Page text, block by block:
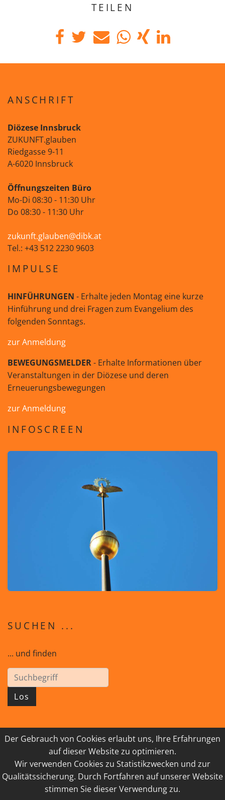
Der Gebrauch von Cookies erlaubt uns, Ihre Erfahrungen
auf dieser Website zu optimieren.
Wir verwenden Cookies zu Statistikzwecken und zur
Qualitätssicherung. Durch Fortfahren auf unserer Website
stimmen Sie dieser Verwendung zu.
TEILEN
ANSCHRIFT
Diözese Innsbruck
ZUKUNFT.glauben
Riedgasse 9-11
A-6020 Innsbruck
Öffnungszeiten Büro
Mo-Di 08:30 - 11:30 Uhr
Do 08:30 - 11:30 Uhr
zukunft.glauben@dibk.at
Tel.: +43 512 2230 9603
IMPULSE
HINFÜHRUNGEN - Erhalte jeden Montag eine kurze
Hinführung und drei Fragen zum Evangelium des
folgenden Sonntags.
zur Anmeldung
BEWEGUNGSMELDER- Erhalte Informationen über
Veranstaltungen in der Diözese und deren
Erneuerungsbewegungen
zur Anmeldung
INFOSCREEN
SUCHEN ...
... und finden
Los
© 2026 GEISTreich - Diözese Innsbruck
IMPRESSUM
LINKSAMMLUNG
DATENSCHUTZ
KONTAKT